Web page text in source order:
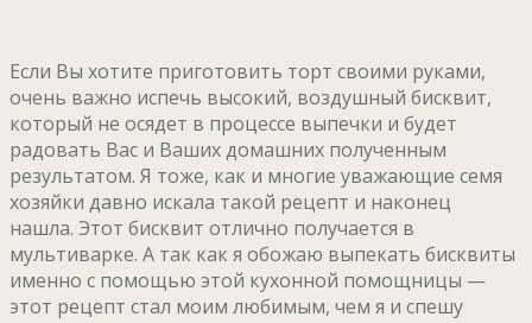
Если Вы хотите приготовить торт своими руками,
очень важно испечь высокий, воздушный бисквит,
который не осядет в процессе выпечки и будет
радовать Вас и Ваших домашних полученным
результатом. Я тоже, как и многие уважающие семя
хозяйки давно искала такой рецепт и наконец
нашла. Этот бисквит отлично получается в
мультиварке. А так как я обожаю выпекать бисквиты
именно с помощью этой кухонной помощницы —
этот рецепт стал моим любимым, чем я и спешу